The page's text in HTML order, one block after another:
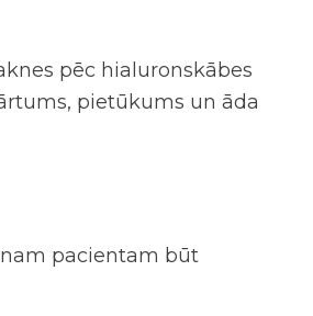
pēc hialuronskābes
pietūkums un āda
pacientam būt